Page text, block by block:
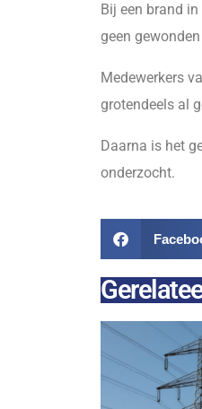
Bij een brand
geen
Medewerkers
grotendeels al
Daarna is het
onderzocht.